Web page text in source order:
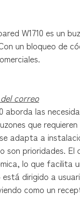
W1710 es un
un bloqueo de
correo
aborda las
que
adapta a
prioridades.
lo que facilita
dirigido a
como un